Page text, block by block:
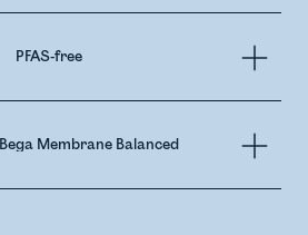
PFAS-free
Bega Membrane Balanced